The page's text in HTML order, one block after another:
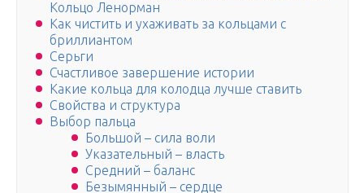
Кольцо Ленорман
Как чистить и ухаживать за кольцами с
бриллиантом
Серьги
Счастливое завершение истории
Какие кольца для колодца лучше ставить
Свойства и структура
Выбор пальца
Большой – сила воли
Указательный – власть
Средний – баланс
Безымянный – сердце